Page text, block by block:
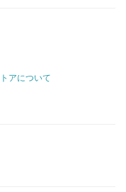
アについて